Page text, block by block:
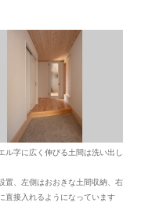
ル字に広く伸びる土間は洗い出し
置、左側はおおきな土間収納、右
直接入れるようになっています